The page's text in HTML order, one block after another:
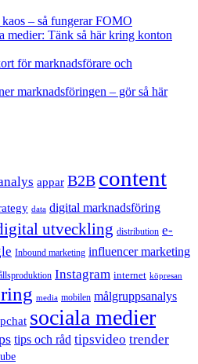
– så fungerar FOMO
medier: Tänk så här kring konton
för marknadsförare och
marknadsföringen – gör så här
appar B2B content
data digital marknadsföring
utveckling distribution e-
Inbound marketing influencer marketing
Instagram internet köpresan
media mobilen målgruppsanalys
sociala medier
tips och råd tipsvideo trender